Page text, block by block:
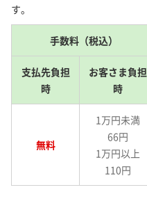
す。
手数料（税込）
支払先負担
時
お客さま負担
時
無料
1万円未満
66円
1万円以上
110円